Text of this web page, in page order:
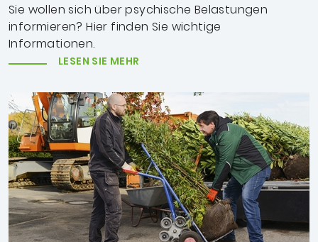
Sie wollen sich über psychische Belastungen
informieren? Hier finden Sie wichtige
Informationen.
LESEN SIE MEHR